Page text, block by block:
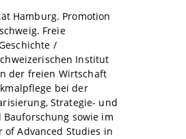
Hamburg. Promotion
Freie
/
Institut
der freien Wirtschaft
bei der
Strategie- und
sowie im
Advanced Studies in